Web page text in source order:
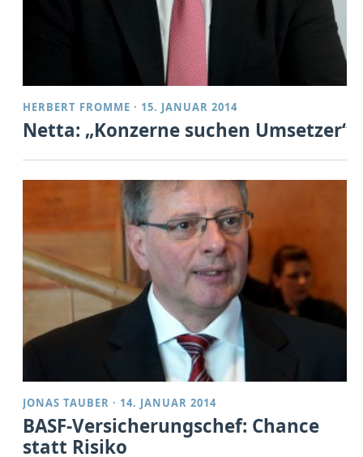
HERBERT FROMME · 15. JANUAR 2014
Netta: „Konzerne suchen Umsetzer“
JONAS TAUBER · 14. JANUAR 2014
BASF-Versicherungschef: Chance
statt Risiko